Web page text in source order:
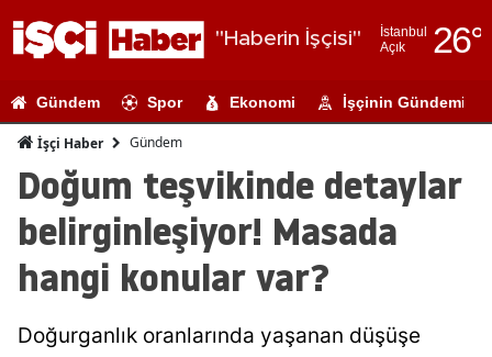
"Haberin İşçisi"
İstanbul
Açık
26°
Adıyaman
Ağrı
Antalya
Gündem Spor Ekonomi İşçinin Gündemi
İşçi Haber Gündem
Doğum teşvikinde detaylar
belirginleşiyor! Masada
hangi konular var?
Doğurganlık oranlarında yaşanan düşüşe